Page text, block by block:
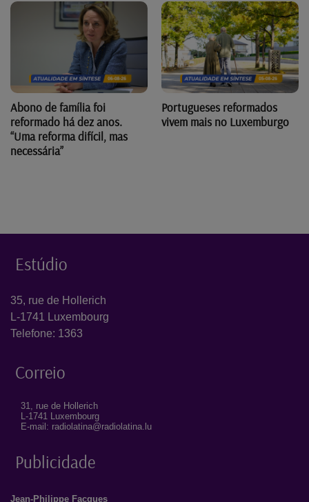
Abono de família foi
reformado há dez anos.
“Uma reforma difícil, mas
necessária”
Portugueses reformados
vivem mais no Luxemburgo
Estúdio
35, rue de Hollerich
L-1741 Luxembourg
Telefone: 1363
Correio
31, rue de Hollerich
L-1741 Luxembourg
E-mail: radiolatina@radiolatina.lu
Publicidade
Jean-Philippe Facques